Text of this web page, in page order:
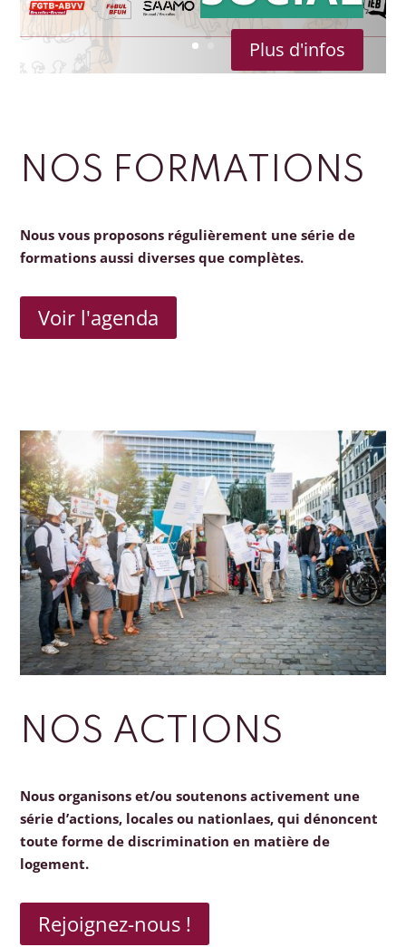
Plus d'infos
NOS FORMATIONS
Nous vous proposons régulièrement une série de
formations aussi diverses que complètes.
Voir l'agenda
NOS ACTIONS
Nous organisons et/ou soutenons activement une
série d’actions, locales ou nationlaes, qui dénoncent
toute forme de discrimination en matière de
logement.
Rejoignez-nous !